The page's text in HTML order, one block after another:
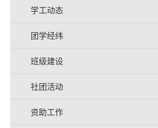
学工动态
团学经纬
班级建设
社团活动
资助工作